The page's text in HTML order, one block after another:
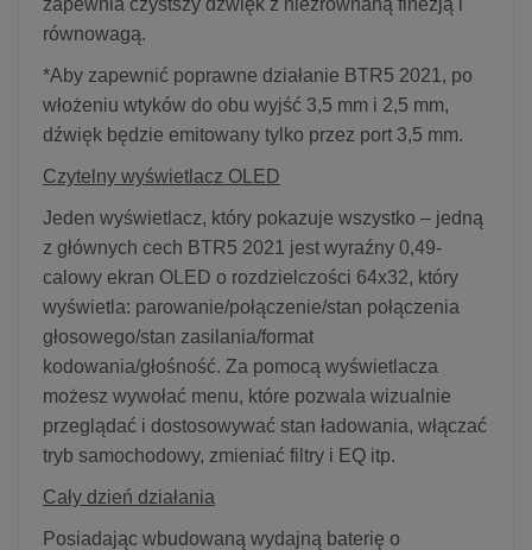
równowagą.
*Aby zapewnić poprawne działanie BTR5 2021, po
włożeniu wtyków do obu wyjść 3,5 mm i 2,5 mm,
dźwięk będzie emitowany tylko przez port 3,5 mm.
Czytelny wyświetlacz OLED
Jeden wyświetlacz, który pokazuje wszystko – jedną
z głównych cech BTR5 2021 jest wyraźny 0,49-
calowy ekran OLED o rozdzielczości 64x32, który
wyświetla: parowanie/połączenie/stan połączenia
głosowego/stan zasilania/format
kodowania/głośność. Za pomocą wyświetlacza
możesz wywołać menu, które pozwala wizualnie
przeglądać i dostosowywać stan ładowania, włączać
tryb samochodowy, zmieniać filtry i EQ itp.
Cały dzień działania
Posiadając wbudowaną wydajną baterię o